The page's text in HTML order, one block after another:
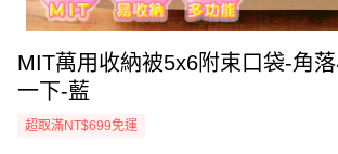
MIT萬用收納被5x6附束口袋-角
一下-藍
超取滿NT$699免運